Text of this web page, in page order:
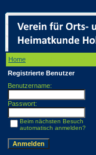
Home
Registrierte Benutzer
Benutzername:
Passwort:
Beim nächsten Besuch
automatisch anmelden?